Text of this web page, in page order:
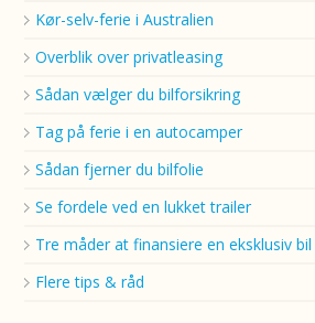
Kør-selv-ferie i Australien
Overblik over privatleasing
Sådan vælger du bilforsikring
Tag på ferie i en autocamper
Sådan fjerner du bilfolie
Se fordele ved en lukket trailer
Tre måder at finansiere en eksklusiv bil
Flere tips & råd